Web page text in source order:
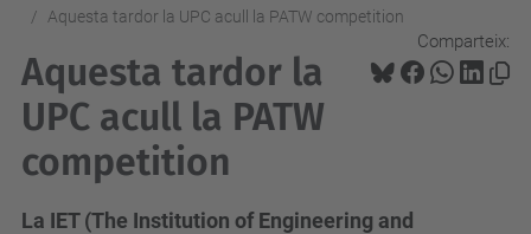
Aquesta tardor la UPC acull la PATW competition
Comparteix:
Aquesta tardor la
UPC acull la PATW
competition
La IET (The Institution of Engineering and